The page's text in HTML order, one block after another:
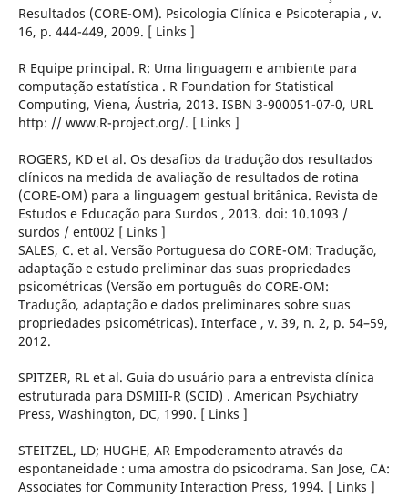
Resultados (CORE-OM). Psicologia Clínica e Psicoterapia , v.
16, p. 444-449, 2009. [ Links ]
R Equipe principal. R: Uma linguagem e ambiente para
computação estatística . R Foundation for Statistical
Computing, Viena, Áustria, 2013. ISBN 3-900051-07-0, URL
http: // www.R-project.org/. [ Links ]
ROGERS, KD et al. Os desafios da tradução dos resultados
clínicos na medida de avaliação de resultados de rotina
(CORE-OM) para a linguagem gestual britânica. Revista de
Estudos e Educação para Surdos , 2013. doi: 10.1093 /
surdos / ent002 [ Links ]
SALES, C. et al. Versão Portuguesa do CORE-OM: Tradução,
adaptação e estudo preliminar das suas propriedades
psicométricas (Versão em português do CORE-OM:
Tradução, adaptação e dados preliminares sobre suas
propriedades psicométricas). Interface , v. 39, n. 2, p. 54–59,
2012.
SPITZER, RL et al. Guia do usuário para a entrevista clínica
estruturada para DSMIII-R (SCID) . American Psychiatry
Press, Washington, DC, 1990. [ Links ]
STEITZEL, LD; HUGHE, AR Empoderamento através da
espontaneidade : uma amostra do psicodrama. San Jose, CA:
Associates for Community Interaction Press, 1994. [ Links ]